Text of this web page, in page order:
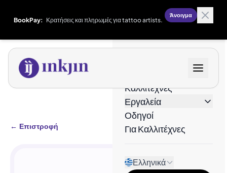
BookPay: Κρατήσεις και πληρωμές για tattoo artists.
Άνοιγμα
Καλλιτέχνες
Εργαλεία
Οδηγοί
Για Καλλιτέχνες
Ελληνικά
← Επιστροφή